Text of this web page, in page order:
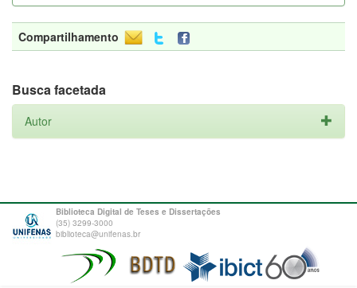
Compartilhamento
Busca facetada
Autor
Biblioteca Digital de Teses e Dissertações
(35) 3299-3000
biblioteca@unifenas.br